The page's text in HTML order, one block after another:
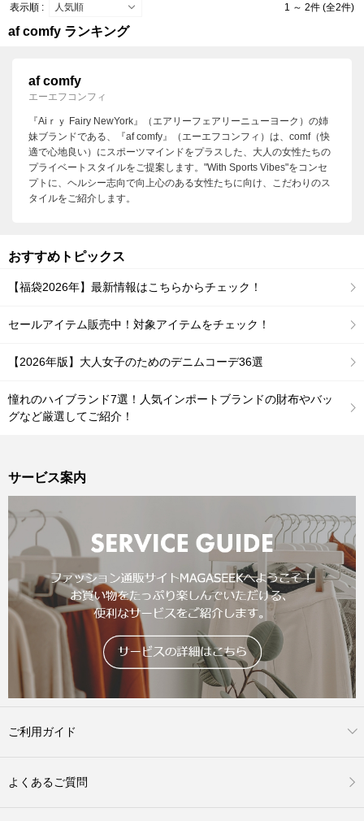
表示順 : 1 ～ 2件 (全2件)
af comfy ランキング
af comfy
エーエフコンフィ
『Aiｒｙ Fairy NewYork』（エアリーフェアリーニューヨーク）の姉
妹ブランドである、『af comfy』（エーエフコンフィ）は、comf（快
適で心地良い）にスポーツマインドをプラスした、大人の女性たちの
プライベートスタイルをご提案します。"With Sports Vibes"をコンセ
プトに、ヘルシー志向で向上心のある女性たちに向け、こだわりのス
タイルをご紹介します。
おすすめトピックス
【福袋2026年】最新情報はこちらからチェック！
セールアイテム販売中！対象アイテムをチェック！
【2026年版】大人女子のためのデニムコーデ36選
憧れのハイブランド7選！人気インポートブランドの財布やバッ
グなど厳選してご紹介！
サービス案内
ご利用ガイド
よくあるご質問